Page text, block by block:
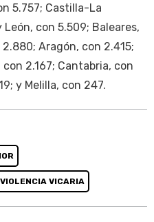
5.757; Castilla-La
con 5.509; Baleares,
Aragón, con 2.415;
2.167; Cantabria, con
y Melilla, con 247.
VICARIA